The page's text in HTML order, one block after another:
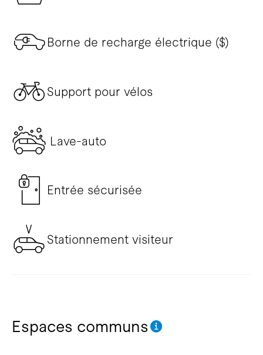
Borne de recharge électrique ($)
Support pour vélos
Lave-auto
Entrée sécurisée
Stationnement visiteur
Espaces communs